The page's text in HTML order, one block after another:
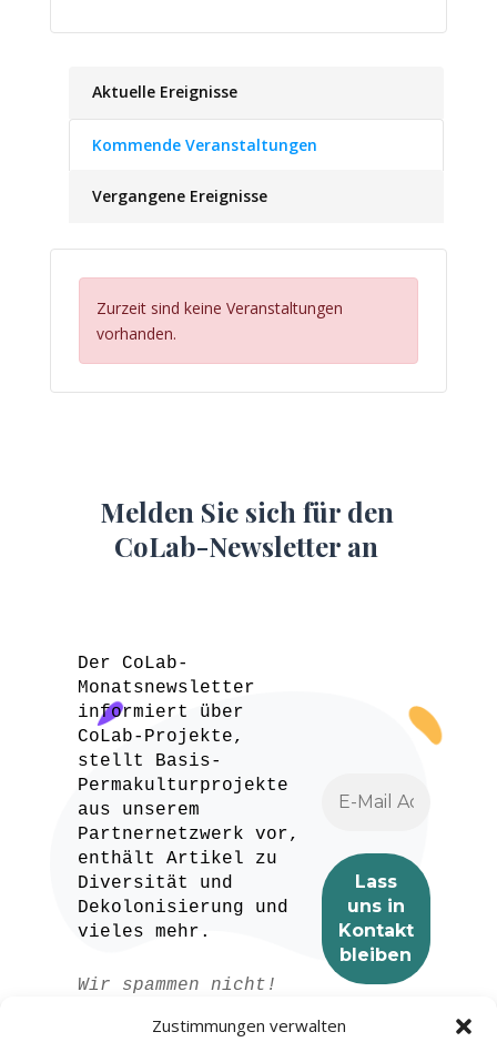
Zustimmungen verwalten
Aktuelle Ereignisse
Kommende Veranstaltungen
Vergangene Ereignisse
Zurzeit sind keine Veranstaltungen
vorhanden.
Melden Sie sich für den
CoLab-Newsletter an
Der CoLab-
Monatsnewsletter
informiert über
CoLab-Projekte,
stellt Basis-
Permakulturprojekte
aus unserem
Partnernetzwerk vor,
enthält Artikel zu
Diversität und
Dekolonisierung und
vieles mehr.
Wir spammen nicht!
Datenschutzerklärung